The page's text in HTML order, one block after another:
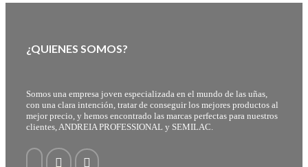
¿QUIENES SOMOS?
Somos una empresa joven especializada en el mundo de las uñas,
con una clara intención, tratar de conseguir los mejores productos al
mejor precio, y hemos encontrado las marcas perfectas para nuestros
clientes, ANDREIA PROFESSIONAL y SEMILAC.